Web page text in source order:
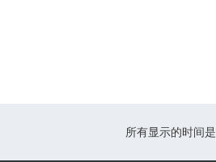
所有显示的时间是